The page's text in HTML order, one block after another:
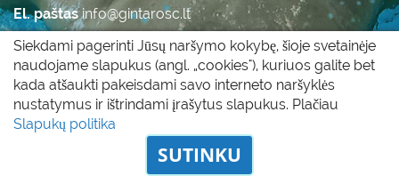
Siekdami pagerinti Jūsų naršymo kokybę, šioje svetainėje
naudojame slapukus (angl. „cookies"), kuriuos galite bet
kada atšaukti pakeisdami savo interneto naršyklės
nustatymus ir ištrindami įrašytus slapukus. Plačiau
Slapukų politika
SUTINKU
El. paštasinfo@gintarosc.lt
Duomenys kaupiami ir saugomi Juridinių asmenų
registre.
Visos teisės saugomos © 2011 - 2017 |Slapukų politika
Privatumo politika
Odoo svetainių kūrimas